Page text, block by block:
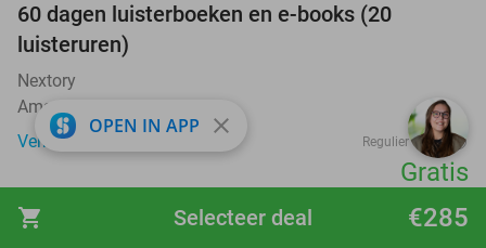
shopping_cart €285
Selecteer deal
60 dagen luisterboeken en e-books (20
luisteruren)
Nextory
Amsterdam
Verkocht: 6.399
Regulier €24
Gratis
favorite_border
OPEN IN APP close